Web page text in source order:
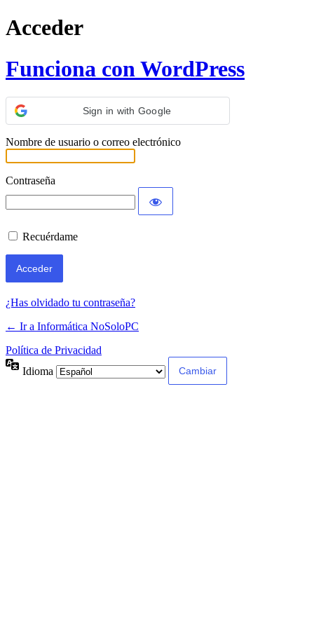
Acceder
Funciona con WordPress
Sign in with Google
Nombre de usuario o correo electrónico
Contraseña
Recuérdame
¿Has olvidado tu contraseña?
← Ir a Informática NoSoloPC
Política de Privacidad
Idioma